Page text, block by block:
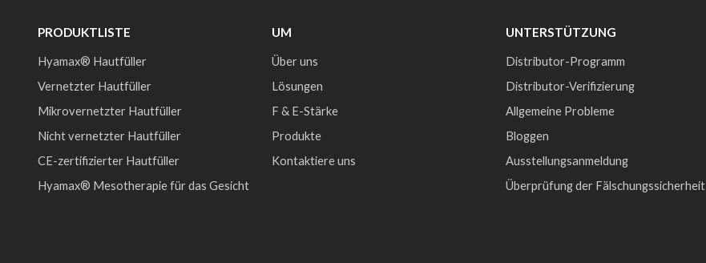
PRODUKTLISTE
Hyamax® Hautfüller
Vernetzter Hautfüller
Mikrovernetzter Hautfüller
Nicht vernetzter Hautfüller
CE-zertifizierter Hautfüller
Hyamax® Mesotherapie für das Gesicht
UM
Über uns
Lösungen
F & E-Stärke
Produkte
Kontaktiere uns
UNTERSTÜTZUNG
Distributor-Programm
Distributor-Verifizierung
Allgemeine Probleme
Bloggen
Ausstellungsanmeldung
Überprüfung der Fälschungssicherheit